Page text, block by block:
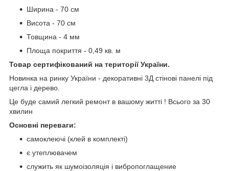
Ширина - 70 см
Висота - 70 см
Товщина - 4 мм
Площа покриття - 0,49 кв. м
Товар сертифікований на території України.
Новинка на ринку України - декоративні 3Д стінові панелі під
цегла і дерево.
Це буде самий легкий ремонт в вашому житті ! Всього за 30
хвилин
Основні переваги:
самоклеючі (клей в комплекті)
є утеплювачем
служить як шумоізоляція і вибропоглащение